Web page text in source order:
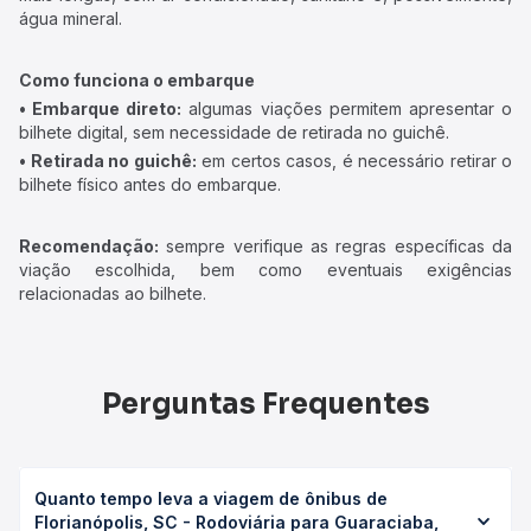
água mineral.
Como funciona o embarque
• Embarque direto: algumas viações permitem apresentar o
bilhete digital, sem necessidade de retirada no guichê.
• Retirada no guichê: em certos casos, é necessário retirar o
bilhete físico antes do embarque.
Recomendação: sempre verifique as regras específicas da
viação escolhida, bem como eventuais exigências
relacionadas ao bilhete.
Perguntas Frequentes
Quanto tempo leva a viagem de ônibus de
Florianópolis, SC - Rodoviária para Guaraciaba,